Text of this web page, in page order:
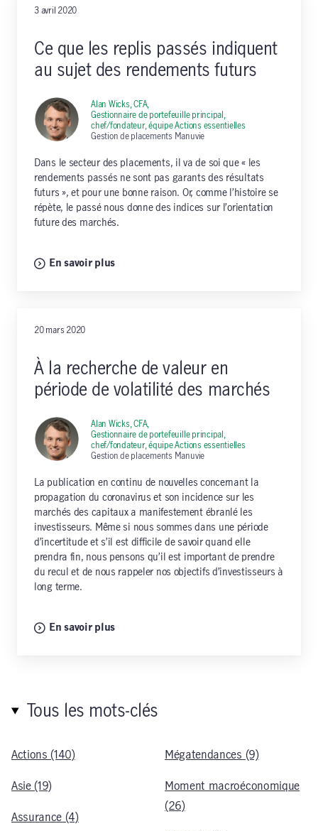
3 avril 2020
Ce que les replis passés indiquent
au sujet des rendements futurs
Alan Wicks, CFA,
Gestionnaire de portefeuille principal,
chef/fondateur, équipe Actions essentielles
Gestion de placements Manuvie
Dans le secteur des placements, il va de soi que « les
rendements passés ne sont pas garants des résultats
futurs », et pour une bonne raison. Or, comme l’histoire se
répète, le passé nous donne des indices sur l’orientation
future des marchés.
En savoir plus
20 mars 2020
À la recherche de valeur en
période de volatilité des marchés
Alan Wicks, CFA,
Gestionnaire de portefeuille principal,
chef/fondateur, équipe Actions essentielles
Gestion de placements Manuvie
La publication en continu de nouvelles concernant la
propagation du coronavirus et son incidence sur les
marchés des capitaux a manifestement ébranlé les
investisseurs. Même si nous sommes dans une période
d’incertitude et s’il est difficile de savoir quand elle
prendra fin, nous pensons qu’il est important de prendre
du recul et de nous rappeler nos objectifs d’investisseurs à
long terme.
En savoir plus
Tous les mots-clés
Actions (140)
Asie (19)
Assurance (4)
Mégatendances (9)
Moment macroéconomique
(26)